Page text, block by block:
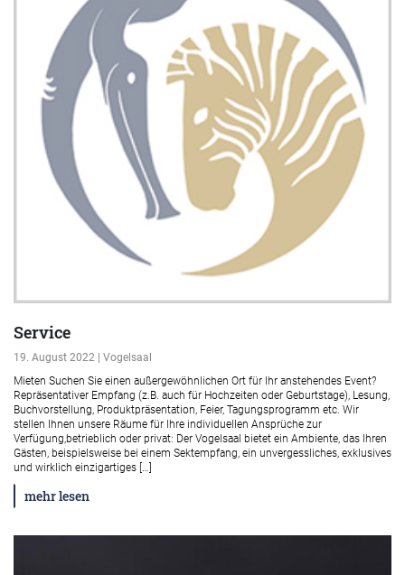
Service
19. August 2022 | Vogelsaal
Mieten Suchen Sie einen außergewöhnlichen Ort für Ihr anstehendes Event?
Repräsentativer Empfang (z.B. auch für Hochzeiten oder Geburtstage), Lesung,
Buchvorstellung, Produktpräsentation, Feier, Tagungsprogramm etc. Wir
stellen Ihnen unsere Räume für Ihre individuellen Ansprüche zur
Verfügung,betrieblich oder privat: Der Vogelsaal bietet ein Ambiente, das Ihren
Gästen, beispielsweise bei einem Sektempfang, ein unvergessliches, exklusives
und wirklich einzigartiges […]
mehr lesen